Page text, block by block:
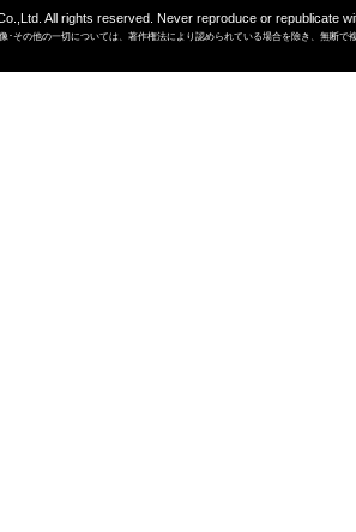
All rights reserved. Never reproduce or republicate
･その他の一切については、著作権法により認められている場合を除き、無断で